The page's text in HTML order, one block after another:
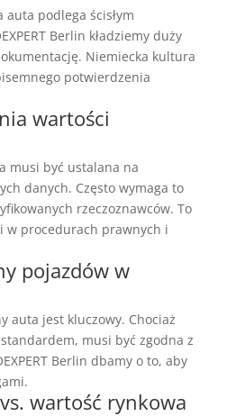
auta podlega ścisłym
Berlin kładziemy duży
Niemiecka kultura
potwierdzenia
wartości
musi być ustalana na
danych. Często wymaga to
rzeczoznawców. To
w procedurach prawnych i
pojazdów w
auta jest kluczowy. Chociaż
musi być zgodna z
Berlin dbamy o to, aby
wartość rynkowa